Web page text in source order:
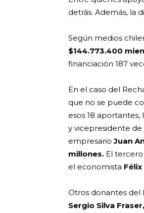
detrás. Además, la
Según medios
$144.773.400
financiación 187
En el caso del
que no se puede
esos 18
y vicepresidente de
empresario Juan
millones. El
el economista
Otros donantes del
Sergio Silva Fraser,